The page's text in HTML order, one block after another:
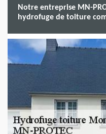
Notre entreprise MN-
hydrofuge de toiture